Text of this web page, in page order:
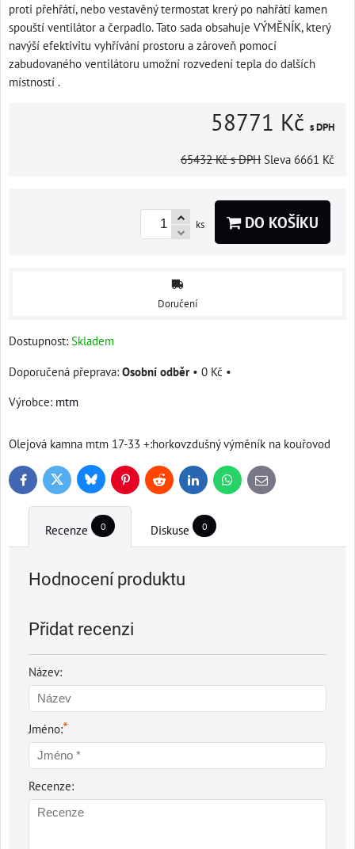
proti přehřátí, nebo vestavěný termostat krerý po nahřátí kamen
spouští ventilátor a čerpadlo. Tato sada obsahuje VÝMĚNÍK, který
navýší efektivitu vyhřívání prostoru a zároveň pomocí
zabudovaného ventilátoru umožní rozvedení tepla do dalších
místností .
58771 Kč s DPH
65432 Kč s DPH Sleva 6661 Kč
ks DO KOŠÍKU
Doručení
Dostupnost: Skladem
Osobní odběr • 0 Kč •
Výrobce: mtm
Olejová kamna mtm 17-33 +:horkovzdušný výměník na kouřovod
FacebookTwitter BlueskyPinterestReddit LinkedInWhatsApp
E-
mail
Recenze 0 Diskuse 0
Hodnocení produktu
Přidat recenzi
Název:
Jméno:*
Recenze: